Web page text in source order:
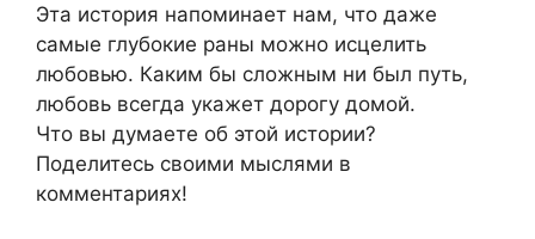
Эта история напоминает нам, что даже
самые глубокие раны можно исцелить
любовью. Каким бы сложным ни был путь,
любовь всегда укажет дорогу домой.
Что вы думаете об этой истории?
Поделитесь своими мыслями в
комментариях!